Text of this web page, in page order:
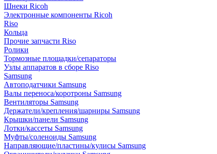
Шнеки Ricoh
Электронные компоненты Ricoh
Riso
Кольца
Прочие запчасти Riso
Ролики
Тормозные площадки/сепараторы
Узлы аппаратов в сборе Riso
Samsung
Автоподатчики Samsung
Валы переноса/коротроны Samsung
Вентиляторы Samsung
Держатели/крепления/шарниры Samsung
Крышки/панели Samsung
Лотки/кассеты Samsung
Муфты/соленоиды Samsung
Направляющие/пластины/кулисы Samsung